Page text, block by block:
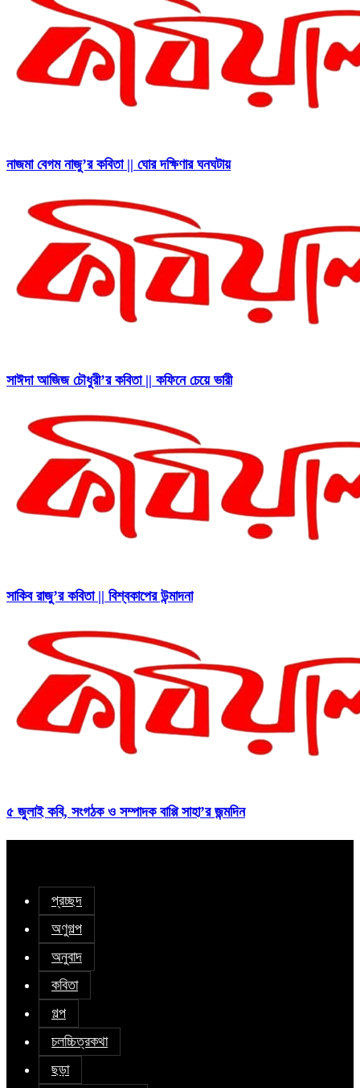
নাজমা বেগম নাজু’র কবিতা || ঘোর দক্ষিণার ঘনঘটায়
সাঈদা আজিজ চৌধুরী’র কবিতা || কফিনে চেয়ে ভারী
সাকিব রাজু’র কবিতা || বিশ্বকাপের উন্মাদনা
৫ জুলাই কবি, সংগঠক ও সম্পাদক বাপ্পি সাহা’র জন্মদিন
প্রচ্ছদ
অণুগল্প
অনুবাদ
কবিতা
গল্প
চলচ্চিত্রকথা
ছড়া